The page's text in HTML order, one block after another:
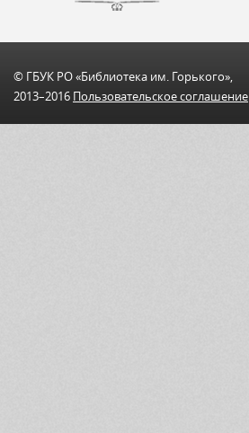
© ГБУК РО «Библиотека им. Горького»,
2013–2016 Пользовательскоe соглашениe